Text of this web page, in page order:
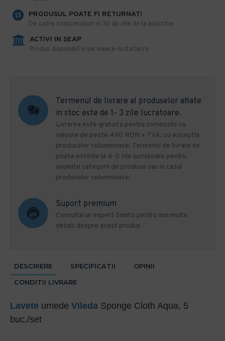
PRODUSUL POATE FI RETURNAT!
De catre consumatori in 30 de zile de la achizitie
ACTIVI IN SEAP
Produs disponibil si pe www.e-licitatie.ro
Termenul de livrare al produselor aflate
in stoc este de 1- 3 zile lucratoare.
Livrarea este gratuita pentru comenzile cu
valoare de peste 490 RON + TVA, cu exceptia
produselor voluminoase. Termenul de livrare se
poate extinde la 4-5 zile lucratoare pentru
anumite categorii de produse sau in cazul
produselor voluminoase.
Suport premium
Consulta un expert Sanito pentru mai multe
detalii despre acest produs
DESCRIERE SPECIFICATII
OPINII
CONDITII LIVRARE
Lavete umede Vileda Sponge Cloth Aqua, 5
buc./set